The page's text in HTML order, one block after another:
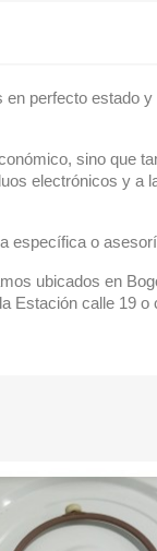
en perfecto estado y
sino que
electrónicos y a
específica o
ubicados en
Estación calle 19 o